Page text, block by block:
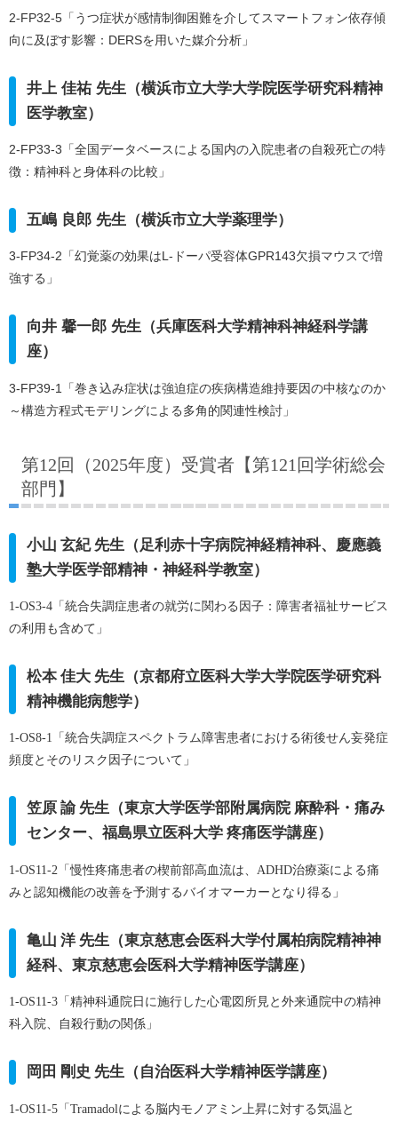
2-FP32-5「うつ症状が感情制御困難を介してスマートフォン依存傾
向に及ぼす影響：DERSを用いた媒介分析」
井上 佳祐 先生（横浜市立大学大学院医学研究科精神
医学教室）
2-FP33-3「全国データベースによる国内の入院患者の自殺死亡の特
徴：精神科と身体科の比較」
五嶋 良郎 先生（横浜市立大学薬理学）
3-FP34-2「幻覚薬の効果はL-ドーパ受容体GPR143欠損マウスで増
強する」
向井 馨一郎 先生（兵庫医科大学精神科神経科学講
座）
3-FP39-1「巻き込み症状は強迫症の疾病構造維持要因の中核なのか
～構造方程式モデリングによる多角的関連性検討」
第12回（2025年度）受賞者【第121回学術総会
部門】
小山 玄紀 先生（足利赤十字病院神経精神科、慶應義
塾大学医学部精神・神経科学教室）
1-OS3-4「統合失調症患者の就労に関わる因子：障害者福祉サービス
の利用も含めて」
松本 佳大 先生（京都府立医科大学大学院医学研究科
精神機能病態学）
1-OS8-1「統合失調症スペクトラム障害患者における術後せん妄発症
頻度とそのリスク因子について」
笠原 諭 先生（東京大学医学部附属病院 麻酔科・痛み
センター、福島県立医科大学 疼痛医学講座）
1-OS11-2「慢性疼痛患者の楔前部高血流は、ADHD治療薬による痛
みと認知機能の改善を予測するバイオマーカーとなり得る」
亀山 洋 先生（東京慈恵会医科大学付属柏病院精神神
経科、東京慈恵会医科大学精神医学講座）
1-OS11-3「精神科通院日に施行した心電図所見と外来通院中の精神
科入院、自殺行動の関係」
岡田 剛史 先生（自治医科大学精神医学講座）
1-OS11-5「Tramadolによる脳内モノアミン上昇に対する気温と